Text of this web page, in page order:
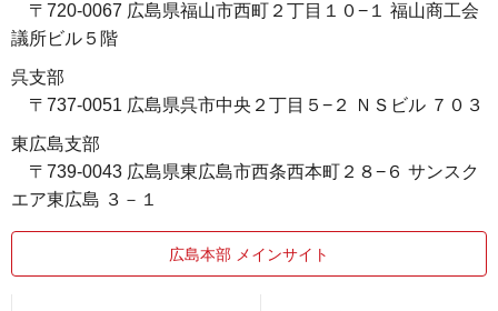
〒720-0067 広島県福山市西町２丁目１０−１ 福山商工会
議所ビル５階
呉支部
〒737-0051 広島県呉市中央２丁目５−２ ＮＳビル ７０３
東広島支部
〒739-0043 広島県東広島市西条西本町２８−６ サンスク
エア東広島 ３－１
広島本部 メインサイト